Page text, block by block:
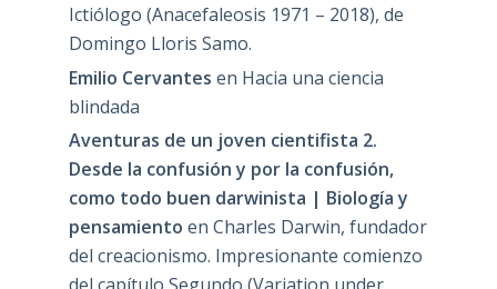
Ictiólogo (Anacefaleosis 1971 – 2018), de
Domingo Lloris Samo.
Emilio Cervantes en Hacia una ciencia
blindada
Aventuras de un joven cientifista 2.
Desde la confusión y por la confusión,
como todo buen darwinista | Biología y
pensamiento en Charles Darwin, fundador
del creacionismo. Impresionante comienzo